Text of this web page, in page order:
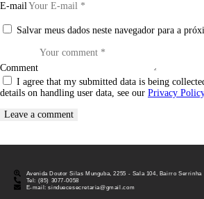
E-mail
Salvar meus dados neste navegador para a
Comment
I agree that my submitted data is being
details on handling user data, see our Privacy Policy
Avenida Doutor Silas Munguba, 2255 - Sala 104, Bairro Serrinha
Tel: (85) 3077-0058
E-mail: sinduecesecretaria@gmail.com